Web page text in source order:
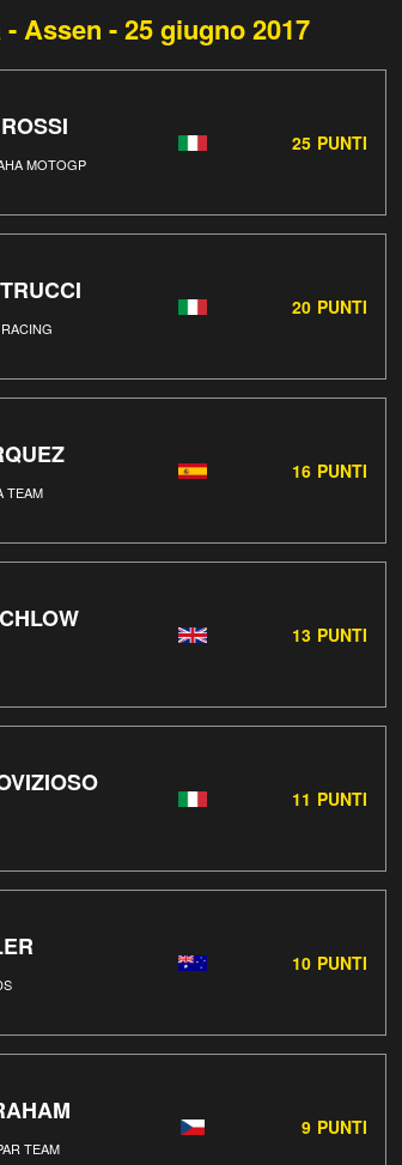
Assen - 25 giugno 2017
MOTOGP
25 PUNTI
20 PUNTI
TEAM
16 PUNTI
13 PUNTI
11 PUNTI
10 PUNTI
TEAM
9 PUNTI